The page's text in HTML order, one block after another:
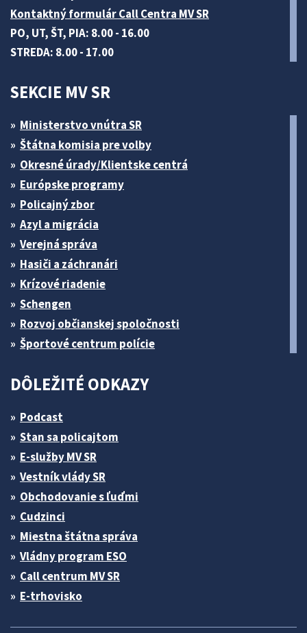
Kontaktný formulár Call Centra MV SR
PO, UT, ŠT, PIA: 8.00 - 16.00
STREDA: 8.00 - 17.00
SEKCIE MV SR
Ministerstvo vnútra SR
Štátna komisia pre volby
Okresné úrady/Klientske centrá
Európske programy
Policajný zbor
Azyl a migrácia
Verejná správa
Hasiči a záchranári
Krízové riadenie
Schengen
Rozvoj občianskej spoločnosti
Športové centrum polície
DÔLEŽITÉ ODKAZY
Podcast
Stan sa policajtom
E-služby MV SR
Vestník vlády SR
Obchodovanie s ľuďmi
Cudzinci
Miestna štátna správa
Vládny program ESO
Call centrum MV SR
E-trhovisko